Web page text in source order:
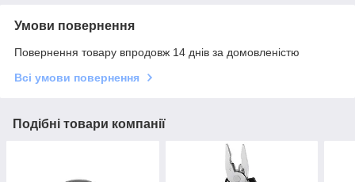
Умови повернення
Повернення товару впродовж 14 днів за домовленістю
Всі умови повернення
Подібні товари компанії